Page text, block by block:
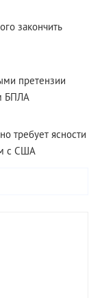
закончить
претензии
БПЛА
требует ясности
с США